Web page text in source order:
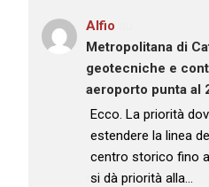
Alfio
Metropolitana di
geotecniche e
aeroporto punta al
: “
Ecco. La priorità
estendere la linea
centro storico fino
si dà priorità alla…